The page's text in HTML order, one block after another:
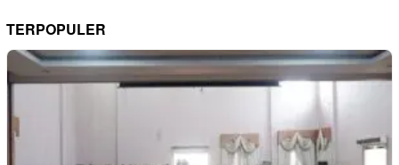
TERPOPULER